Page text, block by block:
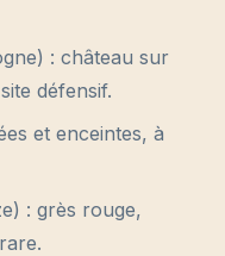
: château sur
défensif.
et enceintes, à
: grès rouge,